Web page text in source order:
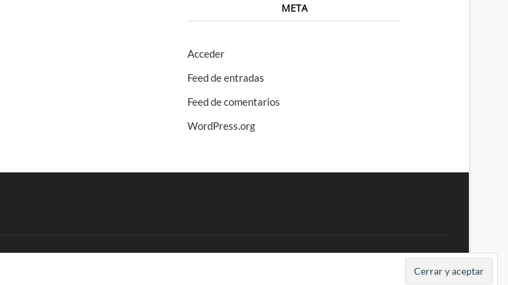
META
Acceder
Feed de entradas
Feed de comentarios
WordPress.org